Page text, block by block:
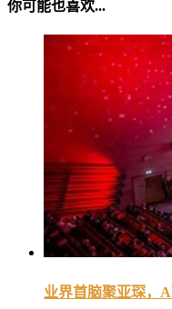
你可能也喜欢...
业界首脑聚亚琛，